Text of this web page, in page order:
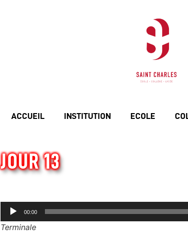
ACCUEIL INSTITUTION ECOLE
JOUR 13
Audio
Player
00:00
Terminale